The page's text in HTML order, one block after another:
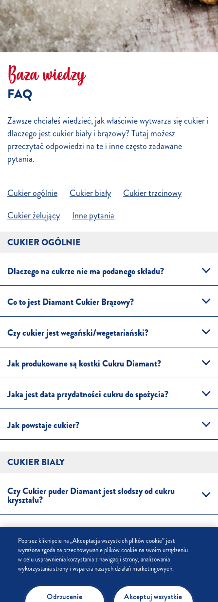
Baza wiedzy
FAQ
Zawsze chciałeś wiedzieć, jak właściwie wytwarza się cukier i
dlaczego jest cukier biały i brązowy? Tutaj możesz
przeczytać odpowiedzi na te i inne często zadawane
pytania.
Cukier ogólnie Cukier biały
Cukier trzcinowy
Cukier żelujący
Inne pytania
CUKIER OGÓLNIE
Dlaczego na cukrze nie ma podanego składu?
Co to jest Diamant Cukier Brązowy?
Czy cukier jest wegański/wegetariański?
Jak produkowane są kostki Cukru Diamant?
Jaka jest data przydatności cukru do spożycia?
Jak powstaje cukier?
CUKIER BIAŁY
Czy Cukier puder Diamant jest słodszy od cukru
kryształu?
Jak produkowany jest Cukier Puder Diamant?
Co to jest Cukier Drobny?
Co to jest Cukier Dekoracyjny?
Poprzez kliknięcie na „Akceptacja wszystkich plików cookie” jest
wyrażona zgoda na przechowywanie plików cookie na swoim urządzeniu
w celu usprawnienia korzystania z nawigacji strony, analizowania
wykorzystania strony i wsparcia naszych działań marketingowych.
Akceptuj wszystkie
Odrzucenie